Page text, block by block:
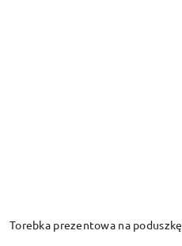
Torebka prezentowa na poduszkę